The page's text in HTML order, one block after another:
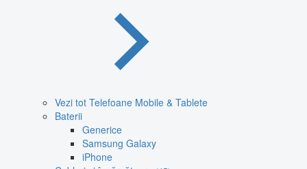
Vezi tot Telefoane Mobile & Tablete
Baterii
Generice
Samsung Galaxy
iPhone